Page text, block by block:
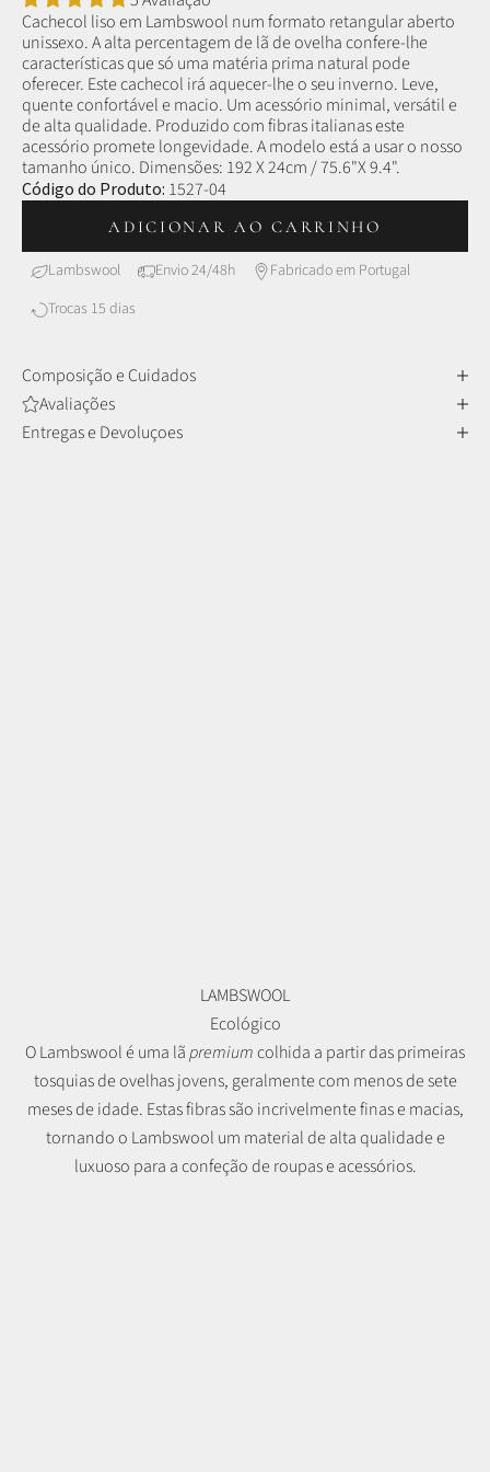
Cachecol liso em Lambswool num formato retangular aberto
unissexo.A alta percentagem de lã de ovelha confere-lhe
características que só uma matéria prima natural pode
oferecer. Este cachecol irá aquecer-lhe o seu inverno. Leve,
quente confortável e macio. Um acessório minimal, versátil e
de alta qualidade. Produzido com fibras italianas este
acessório promete longevidade. A modelo está a usar o nosso
tamanho único. Dimensões: 192 X 24cm / 75.6"X 9.4".
Código do Produto: 1527-04
ADICIONAR AO CARRINHO
Lambswool Envio 24/48h
Fabricado em Portugal
Trocas 15 dias
Composição e Cuidados
Avaliações
Entregas e Devoluçoes
LAMBSWOOL
Ecológico
O Lambswool é uma lãpremiumcolhida a partir das primeiras
tosquias de ovelhas jovens, geralmente com menos de sete
meses de idade. Estas fibras são incrivelmente finas e macias,
tornando o Lambswool um material de alta qualidade e
luxuoso para a confeção de roupas e acessórios.